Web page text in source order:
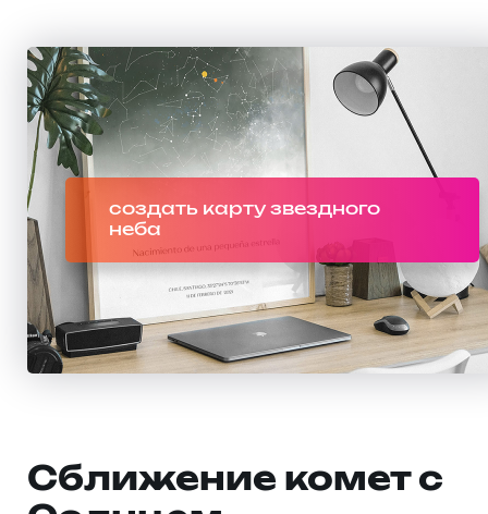
создать карту звездного
неба
Сближение комет с